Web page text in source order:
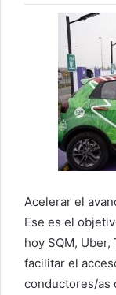
Acelerar el
Ese es el
hoy SQM, Uber,
facilitar el
conductores/as